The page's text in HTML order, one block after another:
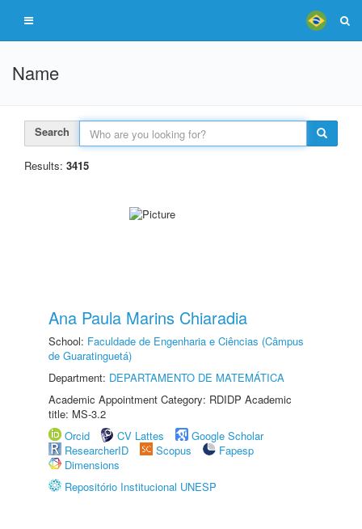
Name
Search
Results: 3415
Ana Paula Marins Chiaradia
School: Faculdade de Engenharia e Ciências (Câmpus
de Guaratinguetá)
Department: DEPARTAMENTO DE MATEMÁTICA
Academic Appointment Category: RDIDP Academic
title: MS-3.2
Orcid
CV Lattes
Google Scholar
ResearcherID
Scopus
Fapesp
Dimensions
Repositório Institucional UNESP